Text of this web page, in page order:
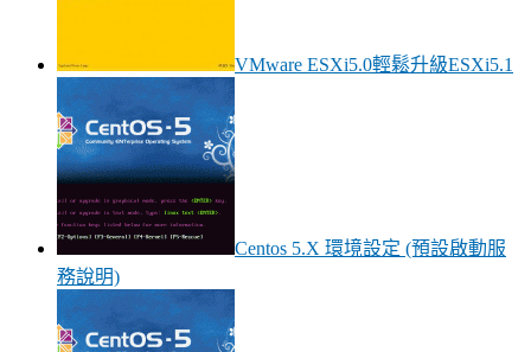
VMware ESXi5.0輕鬆升級ESXi5.1
Centos 5.X 環境設定 (預設啟動服
務說明)